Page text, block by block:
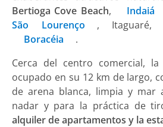
Bertioga Cove Beach, Indaiá
São Lourenço
, Itaguaré,
Boracéia
.
Cerca del centro comercial,
ocupado en su 12 km de largo,
de arena blanca, limpia y mar
nadar y para la práctica de
alquiler de apartamentos y la